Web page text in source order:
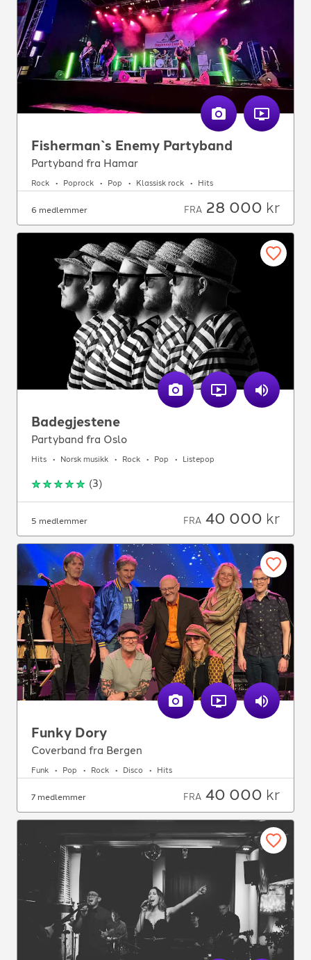
Fisherman`s Enemy Partyband
Partyband fra Hamar
Rock Poprock Pop Klassisk rock Hits
6 medlemmer FRA 28 000 kr
Badegjestene
Partyband fra Oslo
Hits Norsk musikk Rock Pop Listepop
(3)
5 medlemmer FRA 40 000 kr
Funky Dory
Coverband fra Bergen
Funk Pop Rock Disco Hits
7 medlemmer FRA 40 000 kr